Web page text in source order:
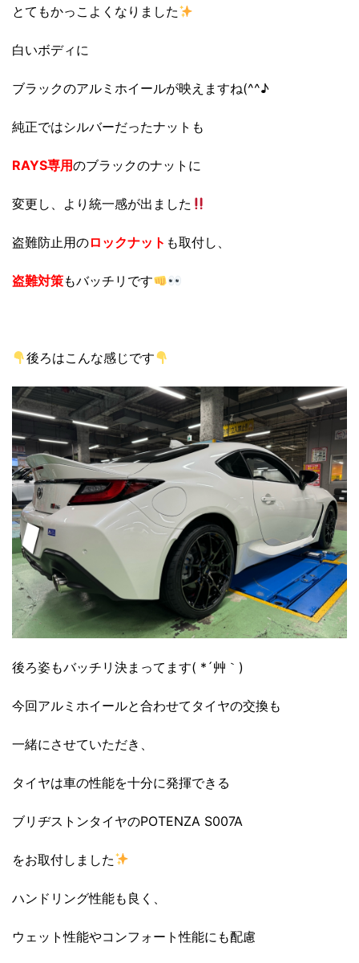
とてもかっこよくなりました
白いボディに
ブラックのアルミホイールが映えますね(^^♪
純正ではシルバーだったナットも
RAYS専用のブラックのナットに
変更し、より統一感が出ました
盗難防止用のロックナット も取付し、
盗難対策もバッチリです
後ろはこんな感じです
後ろ姿もバッチリ決まってます( *´艸｀)
今回アルミホイールと合わせてタイヤの交換も
一緒にさせていただき、
タイヤは車の性能を十分に発揮できる
ブリヂストンタイヤのPOTENZA S007A
をお取付しました
ハンドリング性能も良く、
ウェット性能やコンフォート性能にも配慮